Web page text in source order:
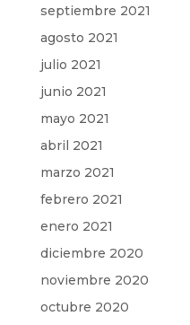
septiembre 2021
agosto 2021
julio 2021
junio 2021
mayo 2021
abril 2021
marzo 2021
febrero 2021
enero 2021
diciembre 2020
noviembre 2020
octubre 2020